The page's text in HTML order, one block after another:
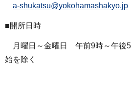
a-shukatsu@yokohamashakyo.jp
■開所日時
月曜日～金曜日 午前9時～午
始を除く